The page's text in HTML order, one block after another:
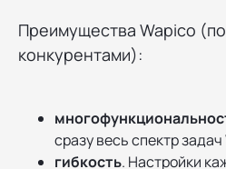
Преимущества Wapico
конкурентами):
сразу весь спектр
гибкость. Настройки